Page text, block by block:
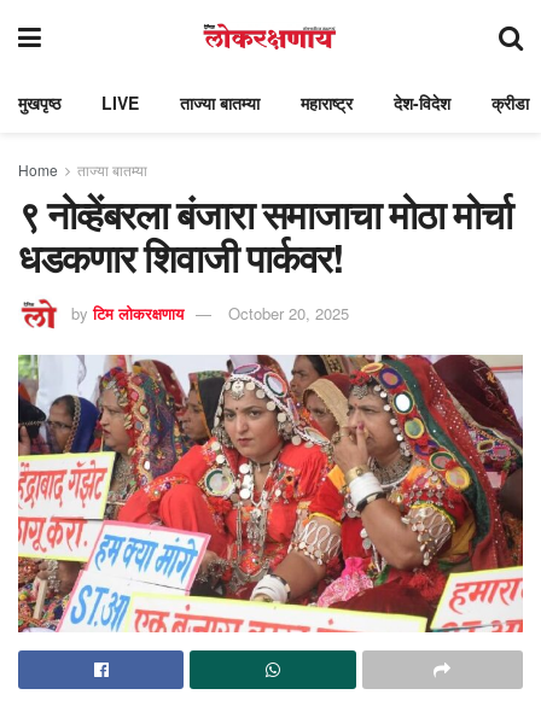
मुखपृष्ठ LIVE ताज्या बातम्या महाराष्ट्र देश-विदेश क्रीडा
Home ताज्या बातम्या
९ नोव्हेंबरला बंजारा समाजाचा मोठा मोर्चा
धडकणार शिवाजी पार्कवर!
by टिम लोकरक्षणाय October 20, 2025